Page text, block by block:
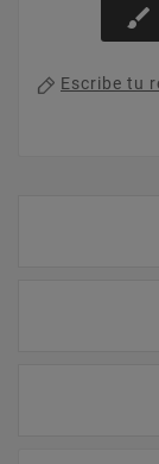
brush
Escribe tu